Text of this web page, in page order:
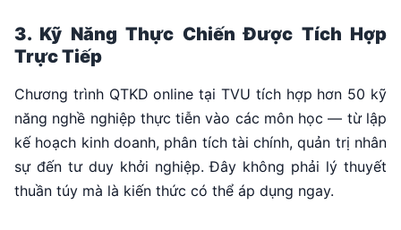
3. Kỹ Năng Thực Chiến Được Tích Hợp
Trực Tiếp
Chương trình QTKD online tại TVU tích hợp hơn 50 kỹ
năng nghề nghiệp thực tiễn vào các môn học — từ lập
kế hoạch kinh doanh, phân tích tài chính, quản trị nhân
sự đến tư duy khởi nghiệp. Đây không phải lý thuyết
thuần túy mà là kiến thức có thể áp dụng ngay.